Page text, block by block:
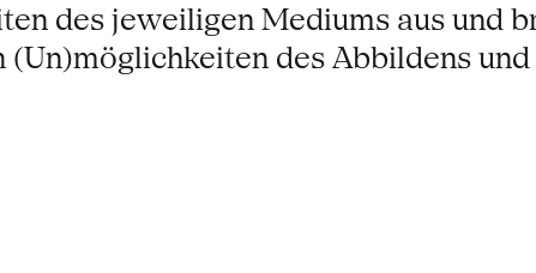
des jeweiligen Mediums aus und
(Un)möglichkeiten des Abbildens